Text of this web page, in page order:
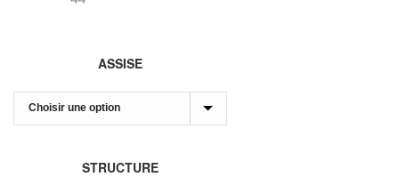
ASSISE
STRUCTURE